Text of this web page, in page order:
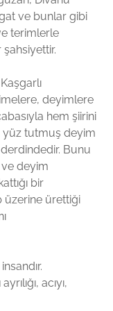
ve bunlar gibi
terimlerle
deyimlere
hem şiirini
tutmuş deyim
Bunu
deyim
bir
üzerine ürettiği
acıyı,